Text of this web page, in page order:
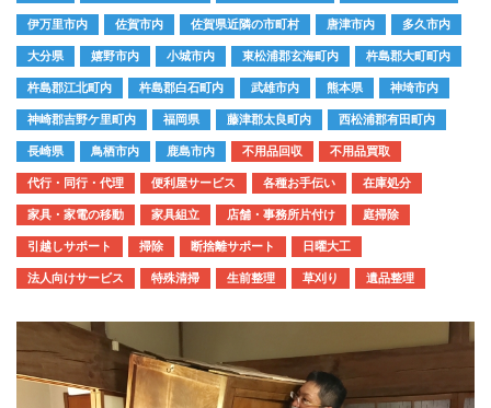
伊万里市内 佐賀市内 佐賀県近隣の市町村 唐津市内 多久市内
大分県 嬉野市内 小城市内 東松浦郡玄海町内 杵島郡大町町内
杵島郡江北町内 杵島郡白石町内 武雄市内 熊本県 神埼市内
神崎郡吉野ケ里町内 福岡県 藤津郡太良町内 西松浦郡有田町内
長崎県 鳥栖市内 鹿島市内 不用品回収 不用品買取
代行・同行・代理 便利屋サービス 各種お手伝い 在庫処分
家具・家電の移動 家具組立 店舗・事務所片付け 庭掃除
引越しサポート 掃除 断捨離サポート 日曜大工
法人向けサービス 特殊清掃 生前整理 草刈り 遺品整理